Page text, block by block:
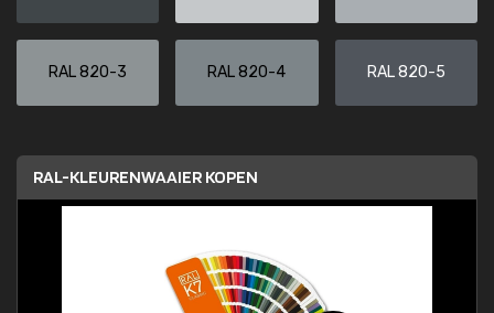
RAL 820-3 RAL 820-4 RAL 820-5
RAL-KLEURENWAAIER KOPEN